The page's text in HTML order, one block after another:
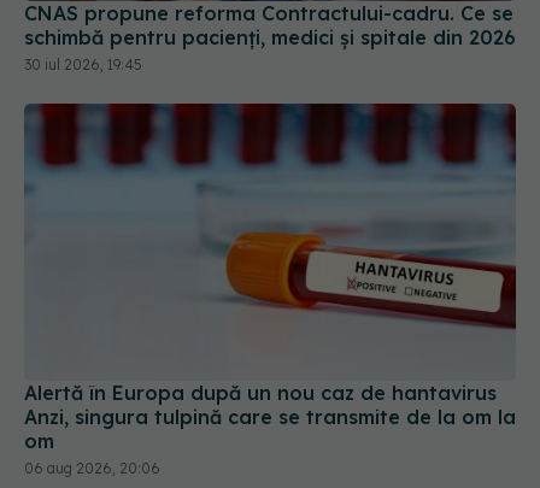
CNAS propune reforma Contractului-cadru. Ce se
schimbă pentru pacienți, medici și spitale din 2026
30 iul 2026, 19:45
Alertă în Europa după un nou caz de hantavirus
Anzi, singura tulpină care se transmite de la om la
om
06 aug 2026, 20:06